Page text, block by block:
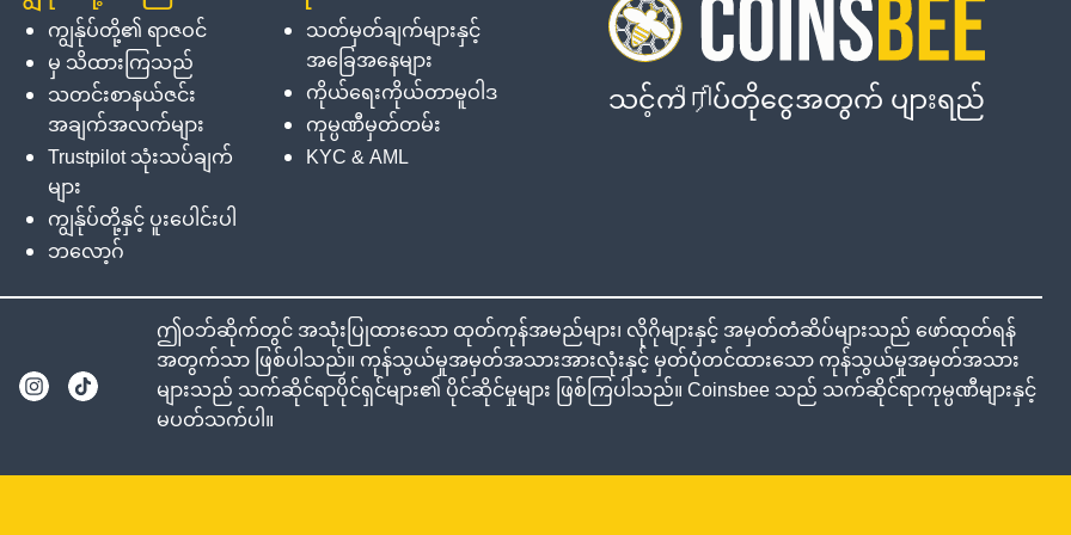
ကျွန်ုပ်တို့၏ ရာဇဝင်
မှ သိထားကြသည်
သတင်းစာနယ်ဇင်း
အချက်အလက်များ
Trustpilot သုံးသပ်ချက်
များ
ကျွန်ုပ်တို့နှင့် ပူးပေါင်းပါ
ဘလော့ဂ်
သတ်မှတ်ချက်များနှင့်
အခြေအနေများ
ကိုယ်ရေးကိုယ်တာမူဝါဒ
ကုမ္ပဏီမှတ်တမ်း
KYC & AML
သင့်ကிரிပ်တိုငွေအတွက် ပျားရည်
ဤဝဘ်ဆိုက်တွင် အသုံးပြုထားသော ထုတ်ကုန်အမည်များ၊ လိုဂိုများနှင့် အမှတ်တံဆိပ်များသည် ဖော်ထုတ်ရန်
အတွက်သာ ဖြစ်ပါသည်။ ကုန်သွယ်မှုအမှတ်အသားအားလုံးနှင့် မှတ်ပုံတင်ထားသော ကုန်သွယ်မှုအမှတ်အသား
များသည် သက်ဆိုင်ရာပိုင်ရှင်များ၏ ပိုင်ဆိုင်မှုများ ဖြစ်ကြပါသည်။ Coinsbee သည် သက်ဆိုင်ရာကုမ္ပဏီများနှင့်
မပတ်သက်ပါ။